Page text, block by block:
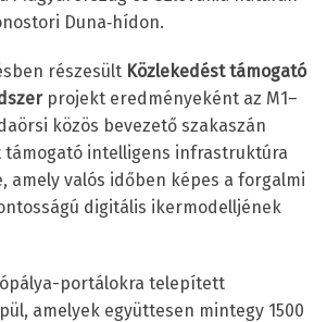
Duna‑hídon.
részesült Közlekedést támogató
projekt eredményeként az M1–
közös bevezető szakaszán
támogató intelligens infrastruktúra
amely valós időben képes a forgalmi
digitális ikermodelljének
portálokra telepített
amelyek együttesen mintegy 1500